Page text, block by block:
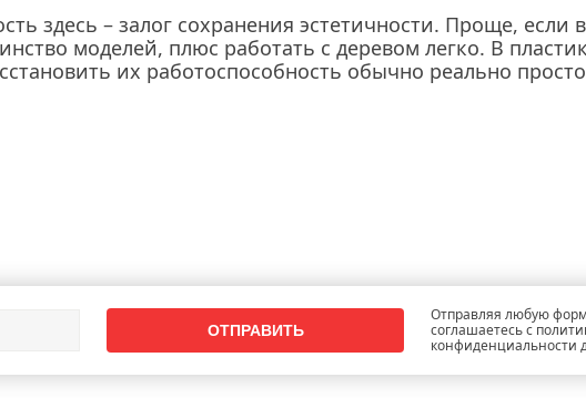
здесь – залог сохранения эстетичности. Проще, если
моделей, плюс работать с деревом легко. В
их работоспособность обычно реально
Отправляя любую
соглашаетесь с
конфиденциальности